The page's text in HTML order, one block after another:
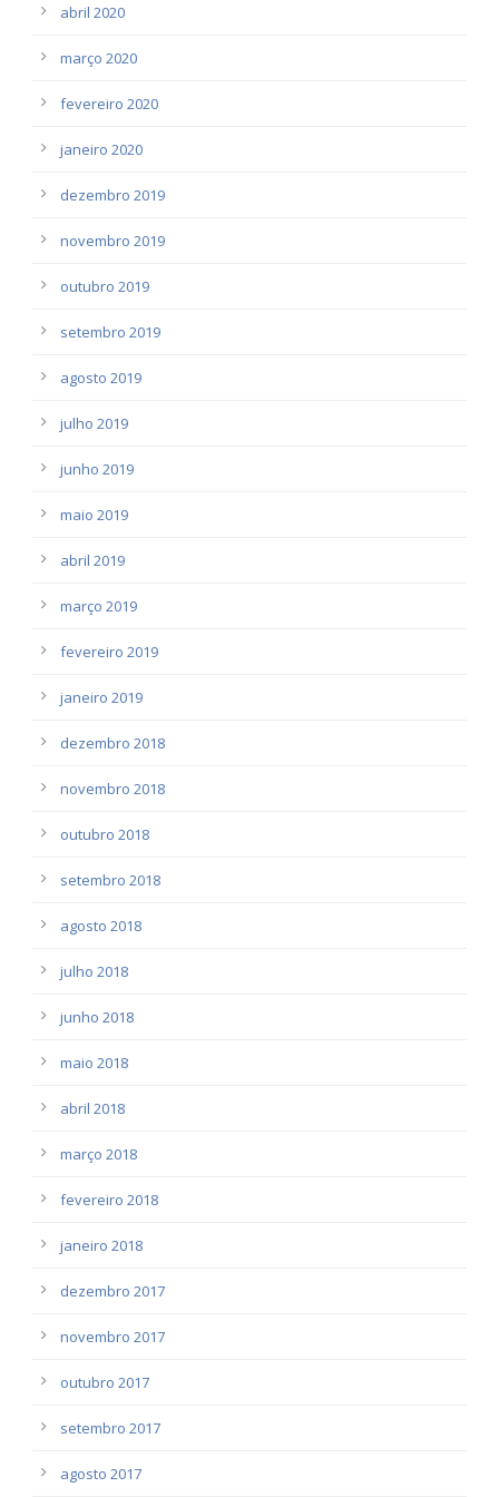
abril 2020
março 2020
fevereiro 2020
janeiro 2020
dezembro 2019
novembro 2019
outubro 2019
setembro 2019
agosto 2019
julho 2019
junho 2019
maio 2019
abril 2019
março 2019
fevereiro 2019
janeiro 2019
dezembro 2018
novembro 2018
outubro 2018
setembro 2018
agosto 2018
julho 2018
junho 2018
maio 2018
abril 2018
março 2018
fevereiro 2018
janeiro 2018
dezembro 2017
novembro 2017
outubro 2017
setembro 2017
agosto 2017